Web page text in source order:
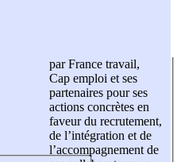
par France travail,
Cap emploi et ses
partenaires pour ses
actions concrètes en
faveur du recrutement,
de l’intégration et de
l’accompagnement de